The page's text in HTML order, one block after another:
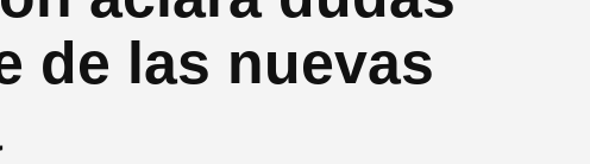
de las nuevas